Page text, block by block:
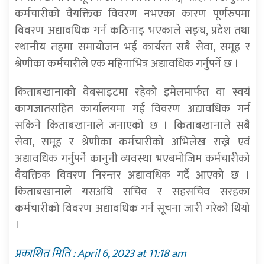
कर्मचारीको वैयक्तिक विवरण नभएका कारण पूर्णरुपमा
विवरण अद्यावधिक गर्न कठिनाइ भएकाले सङ्घ, प्रदेश तथा
स्थानीय तहमा समायोजन भई कार्यरत सबै सेवा, समूह र
श्रेणीका कर्मचारीले एक महिनाभित्र अद्यावधिक गर्नुपर्ने छ ।
किताबखानाको वेबसाइटमा रहेको इमेलमार्फत वा स्वयं
कागजातसहित कार्यालयमा गई विवरण अद्यावधिक गर्न
सकिने किताबखानाले जनाएको छ । किताबखानाले सबै
सेवा, समूह र श्रेणीका कर्मचारीको अभिलेख राख्ने एवं
अद्यावधिक गर्नुपर्ने कानुनी व्यवस्था भएबमोजिम कर्मचारीको
वैयक्तिक विवरण निरन्तर अद्यावधिक गर्दै आएको छ ।
किताबखानाले यसअघि सचिव र सहसचिव सरहका
कर्मचारीको विवरण अद्यावधिक गर्न सूचना जारी गरेको थियो
।
प्रकाशित मिति : April 6, 2023 at 11:18 am